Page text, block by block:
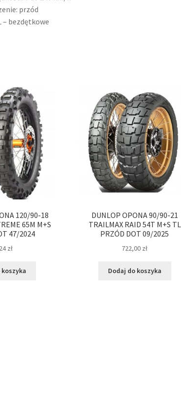
przód
– bezdętkowe
120/90-18
65M M+S
47/2024
zł
DUNLOP OPONA 90/90-21
TRAILMAX RAID 54T M+S TL
PRZÓD DOT 09/2025
722,00 zł
Dodaj do koszyka